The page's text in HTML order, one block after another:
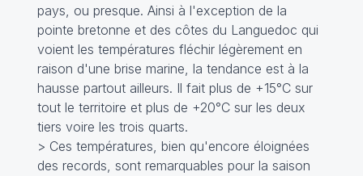
pays, ou presque. Ainsi à l'exception de la
pointe bretonne et des côtes du Languedoc qui
voient les températures fléchir légèrement en
raison d'une brise marine, la tendance est à la
hausse partout ailleurs. Il fait plus de +15°C sur
tout le territoire et plus de +20°C sur les deux
tiers voire les trois quarts.
> Ces températures, bien qu'encore éloignées
des records, sont remarquables pour la saison